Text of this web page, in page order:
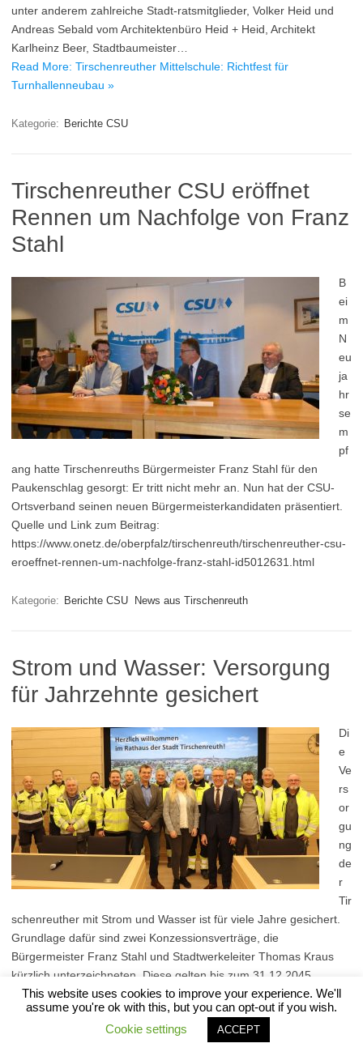
unter anderem zahlreiche Stadt-ratsmitglieder, Volker Heid und
Andreas Sebald vom Architektenbüro Heid + Heid, Architekt
Karlheinz Beer, Stadtbaumeister…
Read More: Tirschenreuther Mittelschule: Richtfest für
Turnhallenneubau »
Kategorie: Berichte CSU
Tirschenreuther CSU eröffnet
Rennen um Nachfolge von Franz
Stahl
B
ei
m
N
eu
ja
hr
se
m
pf
ang hatte Tirschenreuths Bürgermeister Franz Stahl für den
Paukenschlag gesorgt: Er tritt nicht mehr an. Nun hat der CSU-
Ortsverband seinen neuen Bürgermeisterkandidaten präsentiert.
Quelle und Link zum Beitrag:
https://www.onetz.de/oberpfalz/tirschenreuth/tirschenreuther-csu-
eroeffnet-rennen-um-nachfolge-franz-stahl-id5012631.html
Kategorie: Berichte CSU News aus Tirschenreuth
Strom und Wasser: Versorgung
für Jahrzehnte gesichert
Di
e
Ve
rs
or
gu
ng
de
r
Tir
schenreuther mit Strom und Wasser ist für viele Jahre gesichert.
Grundlage dafür sind zwei Konzessionsverträge, die
Bürgermeister Franz Stahl und Stadtwerkeleiter Thomas Kraus
kürzlich unterzeichneten. Diese gelten bis zum 31.12.2045
(Strom) sowie 31.12.2062 (Wasser) – und ersetzen die alten, zum
31.12.2025 auslaufenden Vereinbarungen. Die Strom-Konzession
ist ein Nutzungsrecht, dass an die Verlegung…
This website uses cookies to improve your experience. We'll
assume you're ok with this, but you can opt-out if you wish.
Cookie settings
ACCEPT